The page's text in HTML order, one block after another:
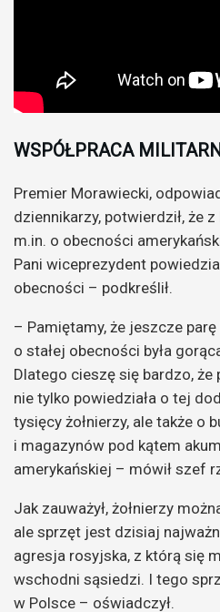
WSPÓŁPRACA
Premier Morawiecki,
dziennikarzy, potwierdził, że
m.in. o obecności
Pani wiceprezydent
obecności – podkreślił.
– Pamiętamy, że jeszcze
o stałej obecności była
Dlatego cieszę się bardzo, że
nie tylko powiedziała o tej
tysięcy żołnierzy, ale także o
i magazynów pod kątem
amerykańskiej – mówił szef
Jak zauważył, żołnierzy
ale sprzęt jest dzisiaj
agresja rosyjska, z którą się
wschodni sąsiedzi. I tego
w Polsce – oświadczył.